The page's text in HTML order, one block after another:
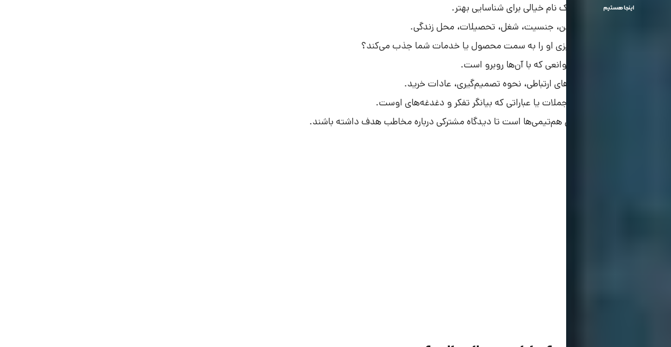
نام و مشخصات کلی: یک نام خیالی برای شناسایی بهتر.
اطلاعات دموگرافیک: سن، جنسیت، شغل، تحصیلات، محل زندگی.
اهداف و نیازها: چه چیزی او را به سمت محصول یا خدمات شما جذب می‌کند؟
چالش‌ها: مشکلات یا موانعی که با آن‌ها روبرو است.
ترجیحات رفتاری: کانال‌های ارتباطی، نحوه تصمیم‌گیری، عادات خرید.
نقل قول‌های احتمالی: جملات یا عباراتی که بیانگر تفکر و دغدغه‌های اوست.
بوم پرسونا ابزاری کاربردی برای هم‌تیمی‌ها است تا دیدگاه مشترکی درباره مخاطب هدف داشته باشند.
اینجا هستیم